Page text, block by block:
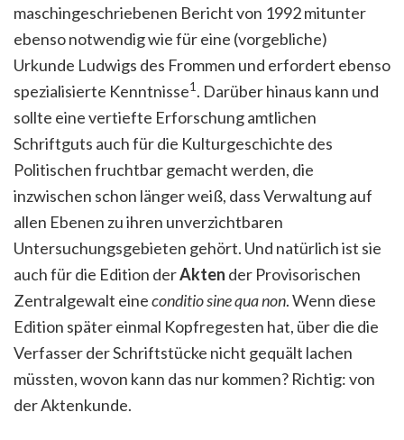
maschingeschriebenen Bericht von 1992 mitunter
ebenso notwendig wie für eine (vorgebliche)
Urkunde Ludwigs des Frommen und erfordert ebenso
spezialisierte Kenntnisse1. Darüber hinaus kann und
sollte eine vertiefte Erforschung amtlichen
Schriftguts auch für die Kulturgeschichte des
Politischen fruchtbar gemacht werden, die
inzwischen schon länger weiß, dass Verwaltung auf
allen Ebenen zu ihren unverzichtbaren
Untersuchungsgebieten gehört. Und natürlich ist sie
auch für die Edition derAkten der Provisorischen
Zentralgewalt eineconditio sine qua non. Wenn diese
Edition später einmal Kopfregesten hat, über die die
Verfasser der Schriftstücke nicht gequält lachen
müssten, wovon kann das nur kommen? Richtig: von
der Aktenkunde.